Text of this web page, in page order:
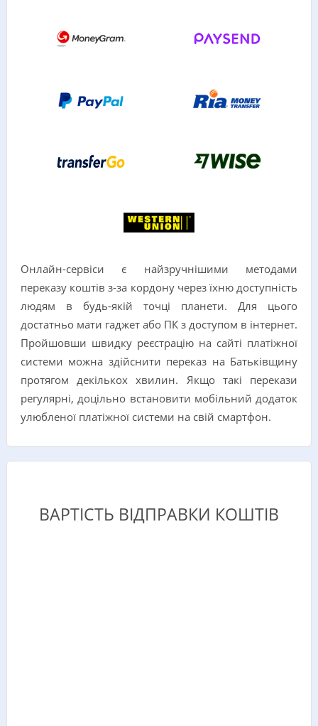
Онлайн-сервіси є найзручнішими методами
переказу коштів з-за кордону через їхню доступність
людям в будь-якій точці планети. Для цього
достатньо мати гаджет або ПК з доступом в інтернет.
Пройшовши швидку реєстрацію на сайті платіжної
системи можна здійснити переказ на Батьківщину
протягом декількох хвилин. Якщо такі перекази
регулярні, доцільно встановити мобільний додаток
улюбленої платіжної системи на свій смартфон.
ВАРТІСТЬ ВІДПРАВКИ КОШТІВ